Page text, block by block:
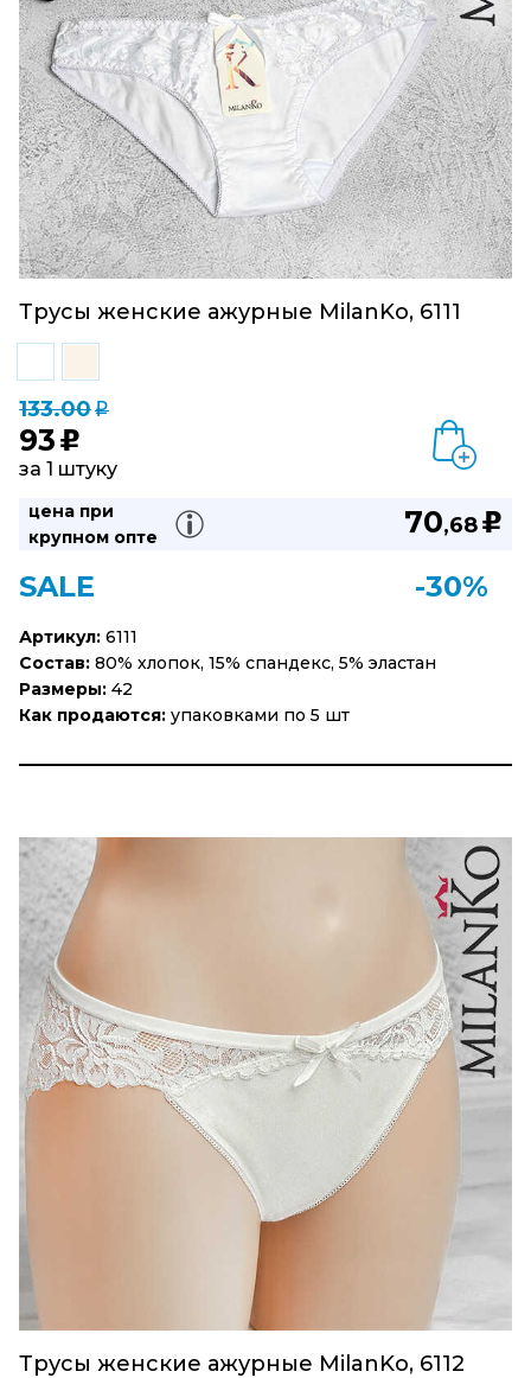
Трусы женские ажурные MilanKo, 6111
133.00q
93 u
за 1 штуку
цена при
крупном опте
70,68u
SALE -30%
Артикул: 6111
Состав: 80% хлопок, 15% спандекс, 5% эластан
Размеры: 42
Как продаются: упаковками по 5 шт
Трусы женские ажурные MilanKo, 6112